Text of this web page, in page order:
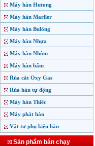
Máy hàn Hutong
Máy hàn Marller
Máy hàn Bulông
Máy hàn Nhựa
Máy hàn Nhôm
Máy hàn bấm
Rùa cắt Oxy Gas
Rùa hàn tự động
Máy hàn Thiếc
Máy phát hàn
Vật tư phụ kiện hàn
Sản phẩm bán chạy